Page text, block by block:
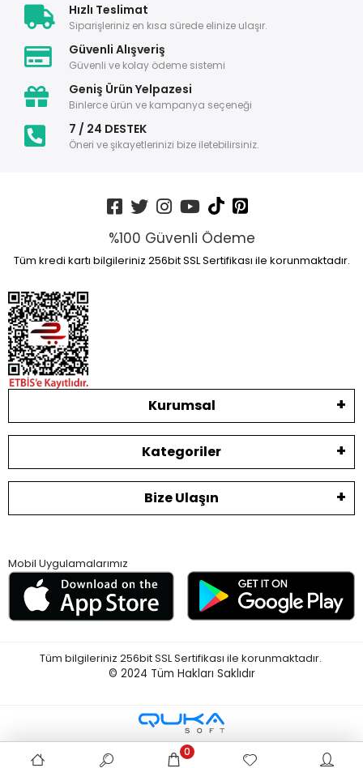
Hızlı Teslimat
Siparişleriniz en kısa sürede elinize ulaşır.
Güvenli Alışveriş
Güvenli ve kolay ödeme sistemi
Geniş Ürün Yelpazesi
Binlerce ürün ve kampanya seçeneği
7 / 24 DESTEK
Öneri ve şikayetlerinizi bize iletebilirsiniz.
%100 Güvenli Ödeme
Tüm kredi kartı bilgileriniz 256bit SSL Sertifikası ile korunmaktadır.
Kurumsal
Kategoriler
Bize Ulaşın
Mobil Uygulamalarımız
Tüm bilgileriniz 256bit SSL Sertifikası ile korunmaktadır.
© 2024 Tüm Hakları Saklıdır
0